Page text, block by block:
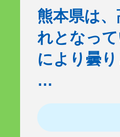
熊本県は
れとなっ
により曇
…